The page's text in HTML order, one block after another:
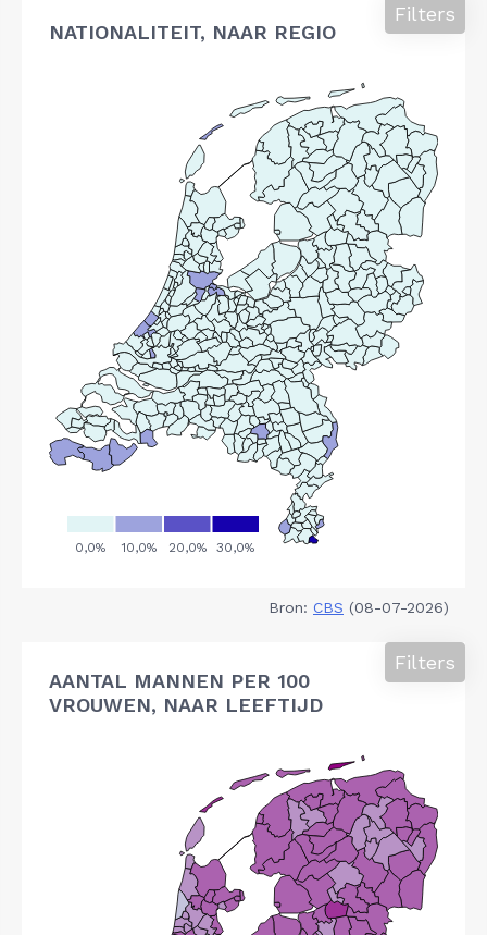
NATIONALITEIT, NAAR REGIO
Filters
Bron: CBS (08-07-2026)
AANTAL MANNEN PER 100
VROUWEN, NAAR LEEFTIJD
Filters